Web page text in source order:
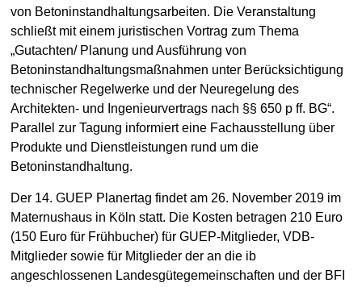
von Betoninstandhaltungsarbeiten. Die Veranstaltung
schließt mit einem juristischen Vortrag zum Thema
„Gutachten/ Planung und Ausführung von
Betoninstandhaltungsmaßnahmen unter Berücksichtigung
technischer Regelwerke und der Neuregelung des
Architekten- und Ingenieurvertrags nach §§ 650 p ff. BG“.
Parallel zur Tagung informiert eine Fachausstellung über
Produkte und Dienstleistungen rund um die
Betoninstandhaltung.
Der 14. GUEP Planertag findet am 26. November 2019 im
Maternushaus in Köln statt. Die Kosten betragen 210 Euro
(150 Euro für Frühbucher) für GUEP-Mitglieder, VDB-
Mitglieder sowie für Mitglieder der an die ib
angeschlossenen Landesgütegemeinschaften und der BFI